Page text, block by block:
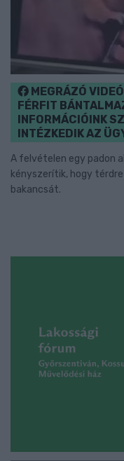
MEGRÁZÓ
FÉRFIT
INFORMÁCIÓINK
INTÉZKEDIK AZ
A felvételen egy padon
kényszerítik, hogy
bakancsát.